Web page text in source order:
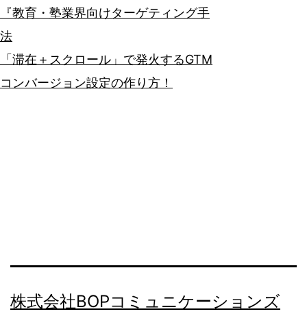
『教育・塾業界向けターゲティング手
法
「滞在＋スクロール」で発火するGTM
コンバージョン設定の作り方！
株式会社BOPコミュニケーションズ